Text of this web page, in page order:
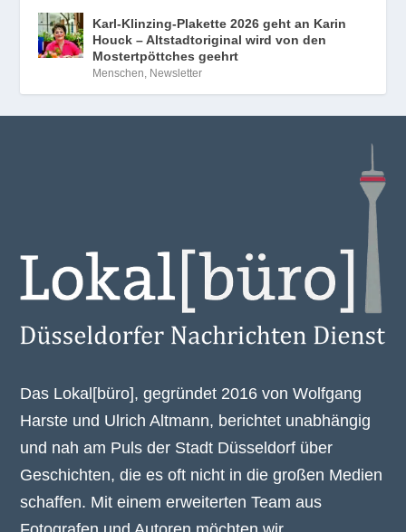
Karl-Klinzing-Plakette 2026 geht an Karin
Houck – Altstadtoriginal wird von den
Mostertpöttches geehrt
Menschen, Newsletter
Das Lokal[büro], gegründet 2016 von Wolfgang
Harste und Ulrich Altmann, berichtet unabhängig
und nah am Puls der Stadt Düsseldorf über
Geschichten, die es oft nicht in die großen Medien
schaffen. Mit einem erweiterten Team aus